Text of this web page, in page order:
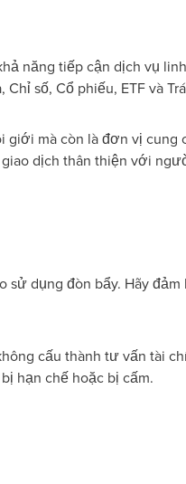
năng tiếp cận dịch vụ
số, Cổ phiếu, ETF và
mà còn là đơn vị cung
dịch thân thiện với
dụng đòn bẩy. Hãy đảm
cấu thành tư vấn tài
hạn chế hoặc bị cấm.